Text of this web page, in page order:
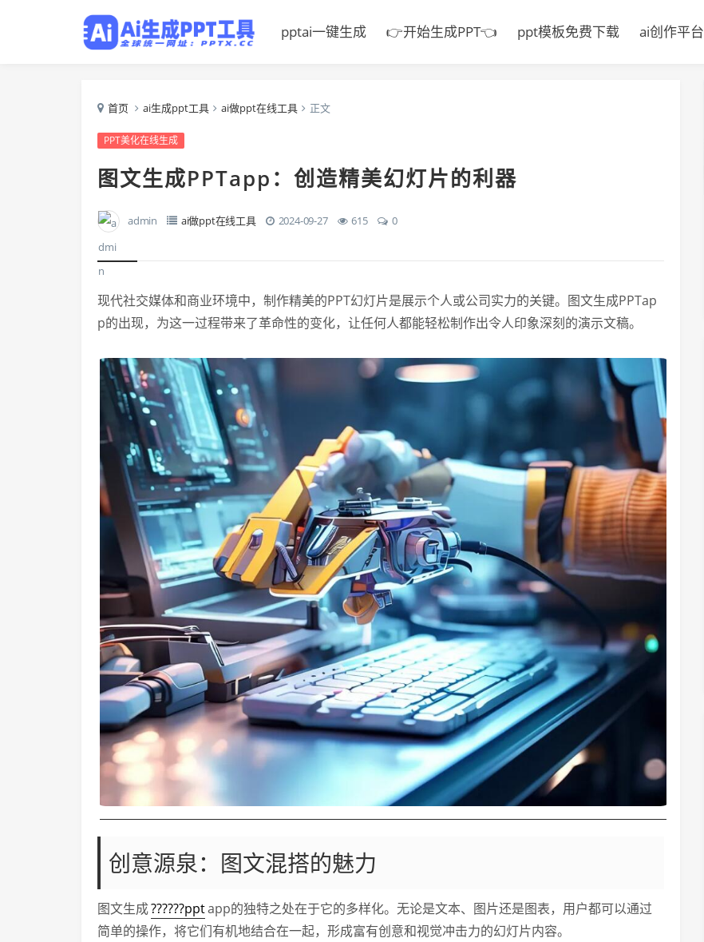
pptai一键生成 👉开始生成PPT👈 ppt模板免费下载 ai创作平台
首页 ai生成ppt工具 ai做ppt在线工具 正文
PPT美化在线生成
图文生成PPTapp：创造精美幻灯片的利器
admin ai做ppt在线工具 2024-09-27 615 0
现代社交媒体和商业环境中，制作精美的PPT幻灯片是展示个人或公司实力的关键。图文生成PPTap
p的出现，为这一过程带来了革命性的变化，让任何人都能轻松制作出令人印象深刻的演示文稿。
创意源泉：图文混搭的魅力
图文生成??????pptapp的独特之处在于它的多样化。无论是文本、图片还是图表，用户都可以通过
简单的操作，将它们有机地结合在一起，形成富有创意和视觉冲击力的幻灯片内容。